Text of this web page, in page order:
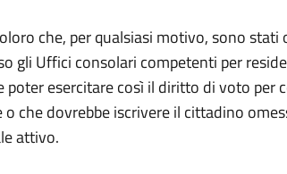
che, per qualsiasi motivo, sono
gli Uffici consolari competenti per
esercitare così il diritto di voto
che dovrebbe iscrivere il cittadino
attivo.